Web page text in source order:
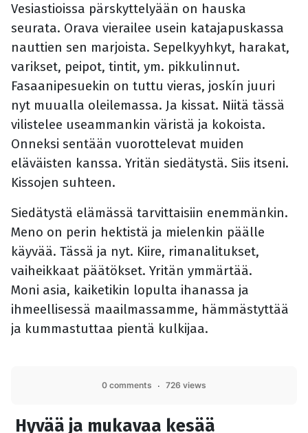
Vesiastioissa pärskyttelyään on hauska
seurata. Orava vierailee usein katajapuskassa
nauttien sen marjoista. Sepelkyyhkyt, harakat,
varikset, peipot, tintit, ym. pikkulinnut.
Fasaanipesuekin on tuttu vieras, joskín juuri
nyt muualla oleilemassa. Ja kissat. Niitä tässä
vilistelee useammankin väristä ja kokoista.
Onneksi sentään vuorottelevat muiden
eläväisten kanssa. Yritän siedätystä. Siis itseni.
Kissojen suhteen.
Siedätystä elämässä tarvittaisiin enemmänkin.
Meno on perin hektistä ja mielenkin päälle
käyvää. Tässä ja nyt. Kiire, rimanalitukset,
vaiheikkaat päätökset. Yritän ymmärtää.
Moni asia, kaiketikin lopulta ihanassa ja
ihmeellisessä maailmassamme, hämmästyttää
ja kummastuttaa pientä kulkijaa.
0 comments 726 views
Hyvää ja mukavaa kesää